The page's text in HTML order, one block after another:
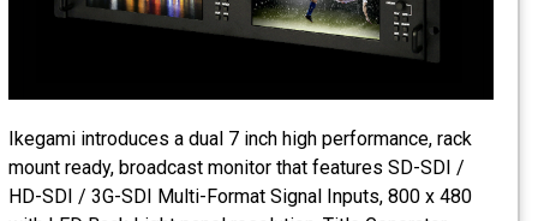
Ikegami introduces a dual 7 inch high performance, rack
mount ready, broadcast monitor that features SD-SDI /
HD-SDI / 3G-SDI Multi-Format Signal Inputs, 800 x 480